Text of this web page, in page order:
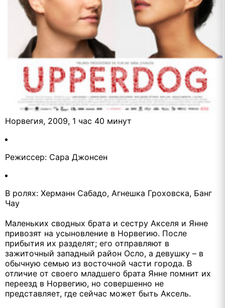
Норвегия, 2009, 1 час 40 минут
Режиссер: Сара Джонсен
В ролях: Херманн Сабадо, Агнешка Гроховска, Банг
Чау
Маленьких сводных брата и сестру Акселя и Янне
привозят на усыновление в Норвегию. После
прибытия их разделят; его отправляют в
зажиточный западный район Осло, а девушку – в
обычную семью из восточной части города. В
отличие от своего младшего брата Янне помнит их
переезд в Норвегию, но совершенно не
представляет, где сейчас может быть Аксель.